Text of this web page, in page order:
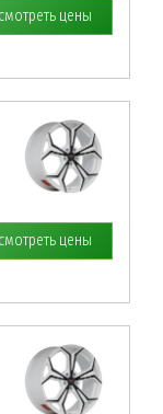
цены
цены